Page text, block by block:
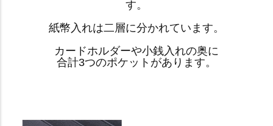
す。
紙幣入れは二層に分かれています。
カードホルダーや小銭入れの奥に
合計3つのポケットがあります。